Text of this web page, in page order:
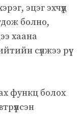
эцэг эхчүүд
болно,
хаана
сүлжээ рүү
функц болох